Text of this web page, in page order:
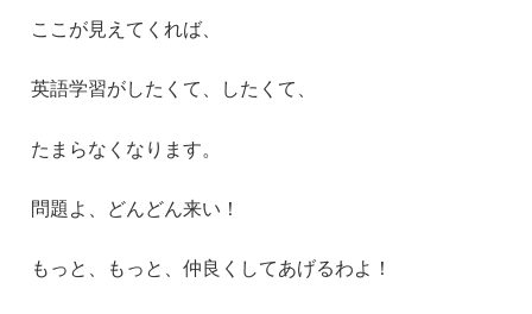
ここが見えてくれば、
英語学習がしたくて、したくて、
たまらなくなります。
問題よ、どんどん来い！
もっと、もっと、仲良くしてあげるわよ！